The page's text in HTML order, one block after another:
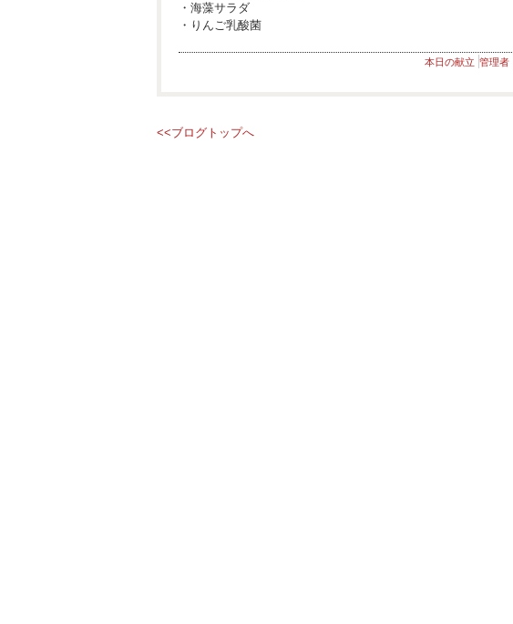
・海藻サラダ
・りんご乳酸菌
本日の献立 管理者
<<ブログトップへ